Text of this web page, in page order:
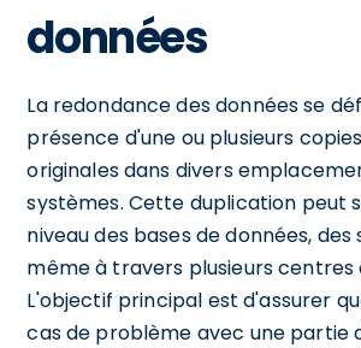
données
La redondance des données se
présence d'une ou plusieurs
originales dans divers
systèmes. Cette duplication peut
niveau des bases de données, des
même à travers plusieurs centres
L'objectif principal est d'assurer
cas de problème avec une partie